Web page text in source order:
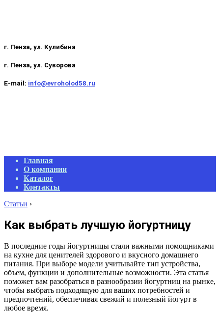
г. Пенза, ул. Кулибина
г. Пенза, ул. Суворова
E-mail: info@evroholod58.ru
Primary
Navigation
Menu
Главная
О компании
Каталог
Контакты
Статьи ›
Как выбрать лучшую йогуртницу
В последние годы йогуртницы стали важными помощниками
на кухне для ценителей здорового и вкусного домашнего
питания. При выборе модели учитывайте тип устройства,
объем, функции и дополнительные возможности. Эта статья
поможет вам разобраться в разнообразии йогуртниц на рынке,
чтобы выбрать подходящую для ваших потребностей и
предпочтений, обеспечивая свежий и полезный йогурт в
любое время.